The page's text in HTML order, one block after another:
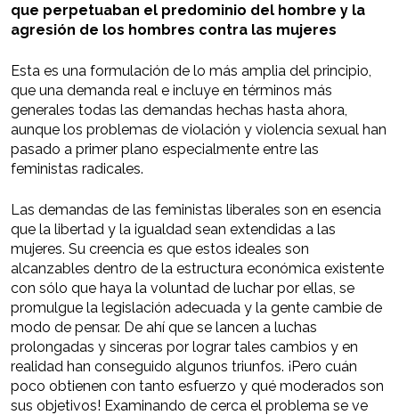
que perpetuaban el predominio del hombre y la
agresión de los hombres contra las mujeres
Esta es una formulación de lo más amplia del principio,
que una demanda real e incluye en términos más
generales todas las demandas hechas hasta ahora,
aunque los problemas de violación y violencia sexual han
pasado a primer plano especialmente entre las
feministas radicales.
Las demandas de las feministas liberales son en esencia
que la libertad y la igualdad sean extendidas a las
mujeres. Su creencia es que estos ideales son
alcanzables dentro de la estructura económica existente
con sólo que haya la voluntad de luchar por ellas, se
promulgue la legislación adecuada y la gente cambie de
modo de pensar. De ahí que se lancen a luchas
prolongadas y sinceras por lograr tales cambios y en
realidad han conseguido algunos triunfos. ¡Pero cuán
poco obtienen con tanto esfuerzo y qué moderados son
sus objetivos! Examinando de cerca el problema se ve